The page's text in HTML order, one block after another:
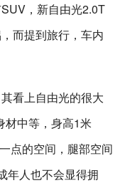
，新自由光2.0T
而提到旅行，车内
看上自由光的很大
材中等，身高1米
点的空间，腿部空间
年人也不会显得拥